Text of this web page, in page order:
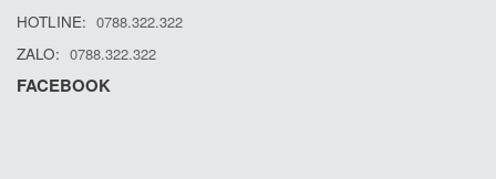
HOTLINE: 0788.322.322
ZALO: 0788.322.322
FACEBOOK